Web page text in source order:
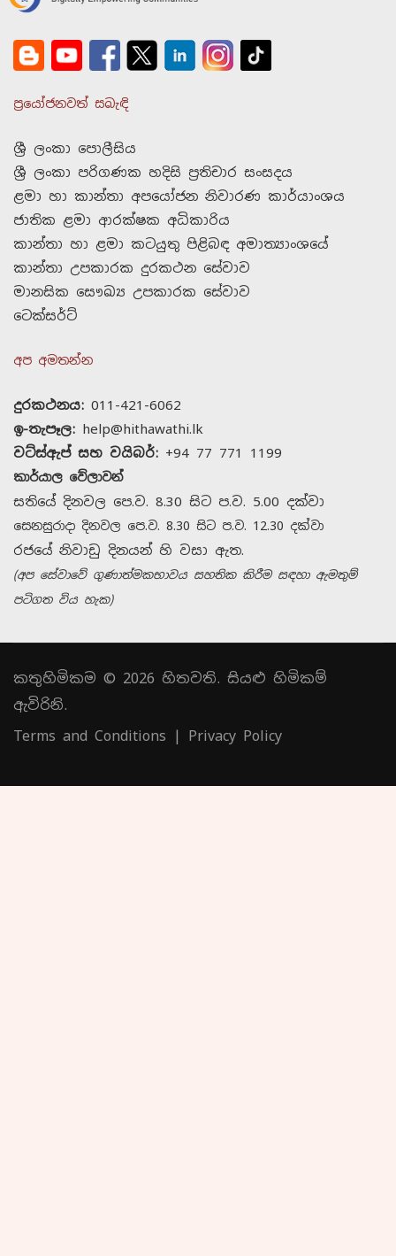
ප්‍රයෝජනවත් සබැඳි
ශ්‍රී ලංකා පොලීසිය
ශ්‍රී ලංකා පරිගණක හදිසි ප්‍රතිචාර සංසදය
ළමා හා කාන්තා අපයෝජන නිවාරණ කාර්යාංශය
ජාතික ළමා ආරක්ෂක අධිකාරිය
කාන්තා හා ළමා කටයුතු පිළිබඳ අමාත්‍යාංශයේ
කාන්තා උපකාරක දුරකථන සේවාව
මානසික සෞඛ්‍ය උපකාරක සේවාව
ටෙක්සර්ට්
අප අමතන්න
දුරකථනය: 011-421-6062
ඉ-තැපෑල: help@hithawathi.lk
වට්ස්ඇප් සහ වයිබර්: +94 77 771 1199
කාර්යාල වේලාවන්
සතියේ දිනවල පෙ.ව. 8.30 සිට ප.ව. 5.00 දක්වා
සෙනසුරාදා දිනවල පෙ.ව. 8.30 සිට ප.ව. 12.30 දක්වා
රජයේ නිවාඩු දිනයන් හි වසා ඇත.
(අප සේවාවේ ගුණාත්මකභාවය සහතික කිරීම සඳහා ඇමතුම්
පටිගත විය හැක)
කතුහිමිකම © 2026 හිතවති. සියළු හිමිකම්
ඇවිරිනි.
Terms and Conditions | Privacy Policy